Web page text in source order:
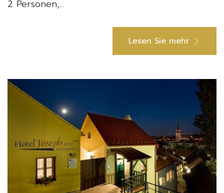
2 Personen,...
Lesen Sie mehr